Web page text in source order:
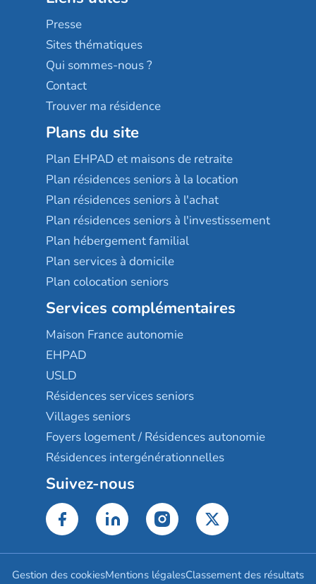
Sérénys
Résidences services Villa Médicis
Presse
Sites thématiques
Qui sommes-nous ?
Contact
Trouver ma résidence
Plans du site
Plan EHPAD et maisons de retraite
Plan résidences seniors à la location
Plan résidences seniors à l'achat
Plan résidences seniors à l'investissement
Plan hébergement familial
Plan services à domicile
Plan colocation seniors
Services complémentaires
Maison France autonomie
EHPAD
USLD
Résidences services seniors
Villages seniors
Foyers logement / Résidences autonomie
Résidences intergénérationnelles
Suivez-nous
Gestion des cookiesMentions légalesClassement des résultats